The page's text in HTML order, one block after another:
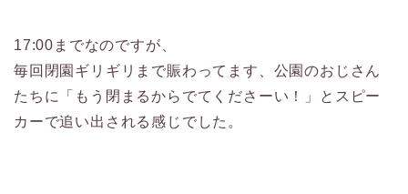
17:00までなのですが、
毎回閉園ギリギリまで賑わってます、公園のおじさん
たちに「もう閉まるからでてくださーい！」とスピー
カーで追い出される感じでした。